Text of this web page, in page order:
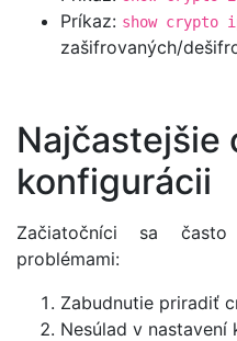
Príkaz: show crypto
zašifrovaných/
Najčastejšie
konfigurácii
Začiatočníci sa
problémami:
Zabudnutie priradiť
Nesúlad v